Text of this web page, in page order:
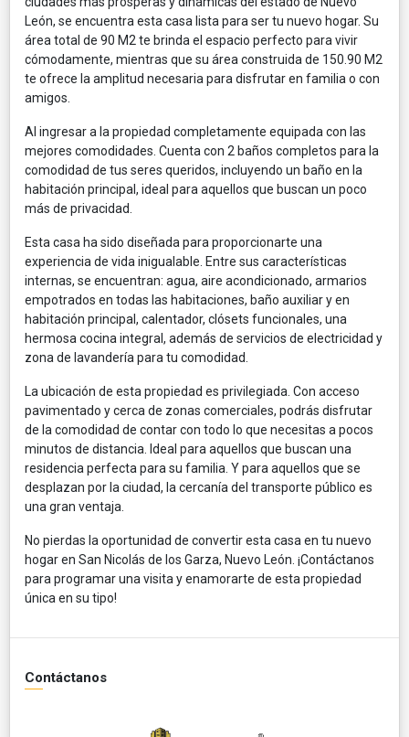
León, se encuentra esta casa lista para ser tu nuevo hogar. Su
área total de 90 M2 te brinda el espacio perfecto para vivir
cómodamente, mientras que su área construida de 150.90 M2
te ofrece la amplitud necesaria para disfrutar en familia o con
amigos.
Al ingresar a la propiedad completamente equipada con las
mejores comodidades. Cuenta con 2 baños completos para la
comodidad de tus seres queridos, incluyendo un baño en la
habitación principal, ideal para aquellos que buscan un poco
más de privacidad.
Esta casa ha sido diseñada para proporcionarte una
experiencia de vida inigualable. Entre sus características
internas, se encuentran: agua, aire acondicionado, armarios
empotrados en todas las habitaciones, baño auxiliar y en
habitación principal, calentador, clósets funcionales, una
hermosa cocina integral, además de servicios de electricidad y
zona de lavandería para tu comodidad.
La ubicación de esta propiedad es privilegiada. Con acceso
pavimentado y cerca de zonas comerciales, podrás disfrutar
de la comodidad de contar con todo lo que necesitas a pocos
minutos de distancia. Ideal para aquellos que buscan una
residencia perfecta para su familia. Y para aquellos que se
desplazan por la ciudad, la cercanía del transporte público es
una gran ventaja.
No pierdas la oportunidad de convertir esta casa en tu nuevo
hogar en San Nicolás de los Garza, Nuevo León. ¡Contáctanos
para programar una visita y enamorarte de esta propiedad
única en su tipo!
Contáctanos